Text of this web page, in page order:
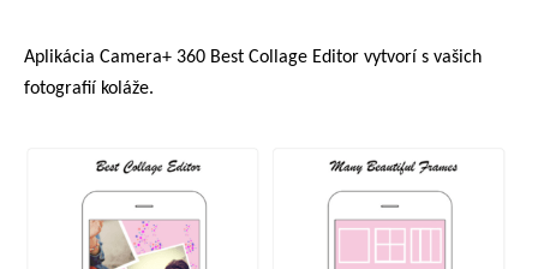
Aplikácia Camera+ 360 Best Collage Editor vytvorí s vašich
fotografií koláže.